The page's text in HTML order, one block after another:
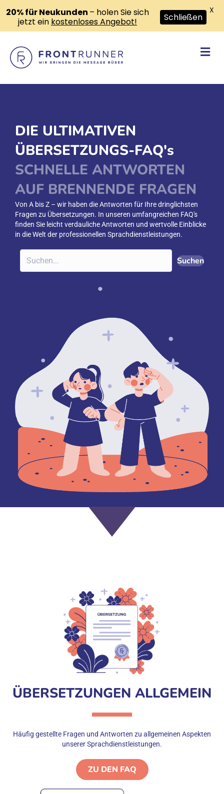
DIE ULTIMATIVEN
ÜBERSETZUNGS-FAQ's
SCHNELLE ANTWORTEN
AUF BRENNENDE FRAGEN
Von A bis Z – wir haben die Antworten für Ihre dringlichsten
Fragen zu Übersetzungen. In unseren umfangreichen FAQ's
finden Sie leicht verdauliche Antworten und wertvolle Einblicke
in die Welt der professionellen Sprachdienstleistungen.
Suchen
ÜBERSETZUNGEN ALLGEMEIN
Häufig gestellte Fragen und Antworten zu allgemeinen Aspekten
unserer Sprachdienstleistungen.
ZU DEN FAQ
20% für Neukunden – holen Sie sich
jetzt ein kostenloses Angebot! Schließen
X